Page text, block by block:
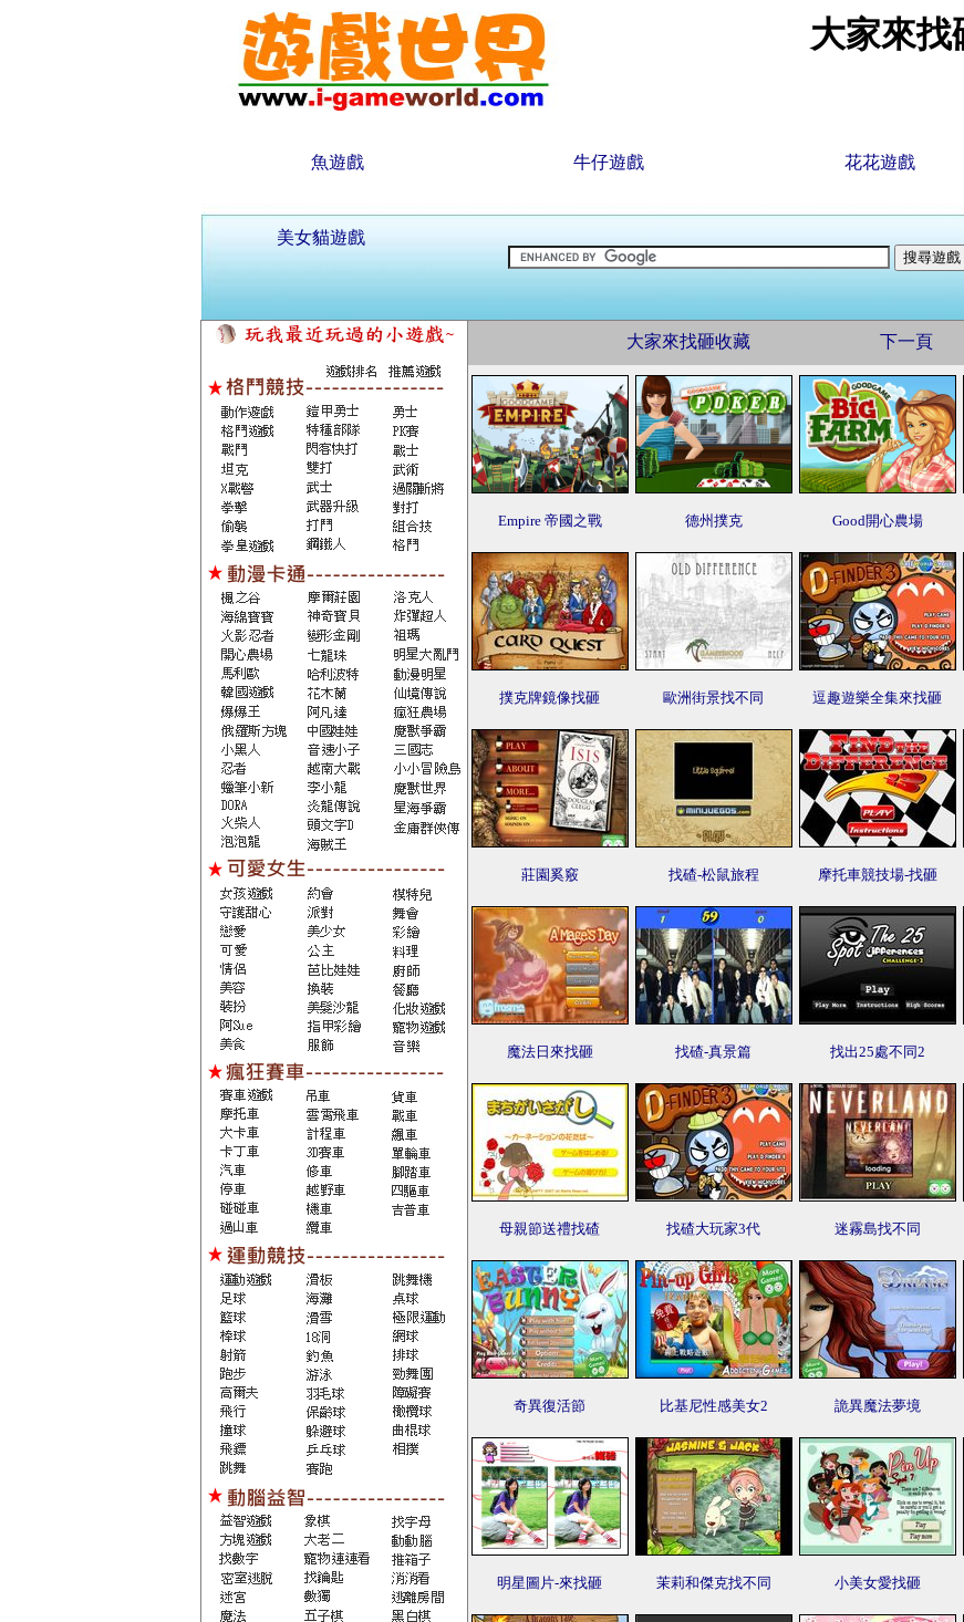
大家來找
魚遊戲 牛仔遊戲 花花遊戲
美女貓遊戲
大家來找砸收藏 下一頁
Empire 帝國之戰 德州撲克 Good開心農場
撲克牌鏡像找砸 歐洲街景找不同 逗趣遊樂全集來找砸
莊園奚竅 找碴-松鼠旅程 摩托車競技場-找砸
魔法日來找砸 找碴-真景篇 找出25處不同2
母親節送禮找碴 找碴大玩家3代 迷霧島找不同
奇異復活節 比基尼性感美女2 詭異魔法夢境
明星圖片-來找砸 茉莉和傑克找不同 小美女愛找砸